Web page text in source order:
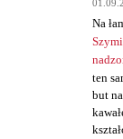
Na
ten
but